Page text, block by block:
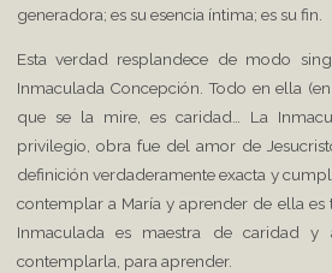
generadora; es su esencia íntima; es su fin.
Esta verdad resplandece de modo
Inmaculada Concepción. Todo en ella
que se la mire, es caridad… La
privilegio, obra fue del amor de
definición verdaderamente exacta y
contemplar a María y aprender de ella es
Inmaculada es maestra de caridad
contemplarla, para aprender.